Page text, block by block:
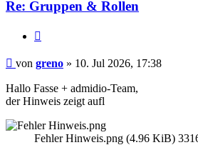
Re: Gruppen & Rollen
Beitrag
von greno » 10. Jul 2026, 17:38
Hallo Fasse + admidio-Team,
der Hinweis zeigt aufl
Fehler Hinweis.png (4.96 KiB)